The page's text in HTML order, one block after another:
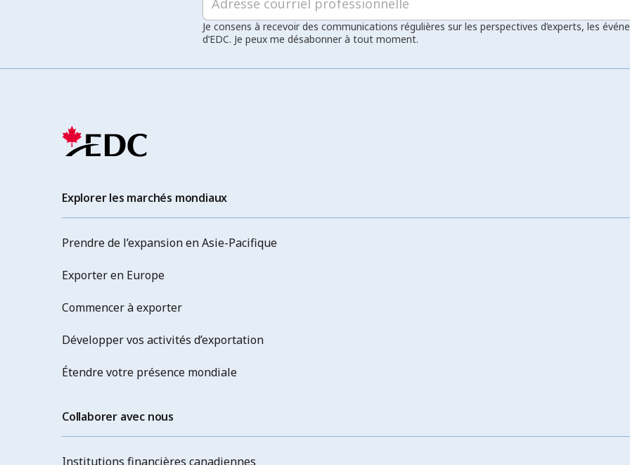
Je consens à recevoir des communications régulières sur les perspectives d’experts, les
d’EDC. Je peux me désabonner à tout moment.
Explorer les marchés mondiaux
Prendre de l’expansion en Asie-Pacifique
Exporter en Europe
Commencer à exporter
Développer vos activités d’exportation
Étendre votre présence mondiale
Collaborer avec nous
Institutions financières canadiennes